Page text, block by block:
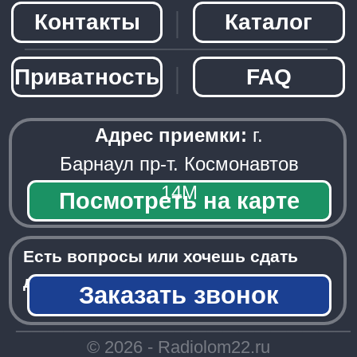
─────────────────────
© 2026 - Radiolom22.ru
Заказать звонок